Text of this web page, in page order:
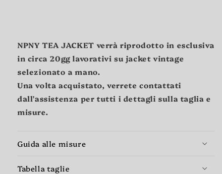
NPNY TEA JACKET verrà riprodotto in esclusiva
in circa 20gg lavorativi su jacket vintage
selezionato a mano.
Una volta acquistato, verrete contattati
dall'assistenza per tutti i dettagli sulla taglia e
misure.
Guida alle misure
Tabella taglie